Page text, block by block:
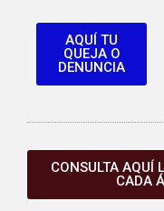
AQUÍ TU
QUEJA O
DENUNCIA
CONSULTA AQUÍ
CADA